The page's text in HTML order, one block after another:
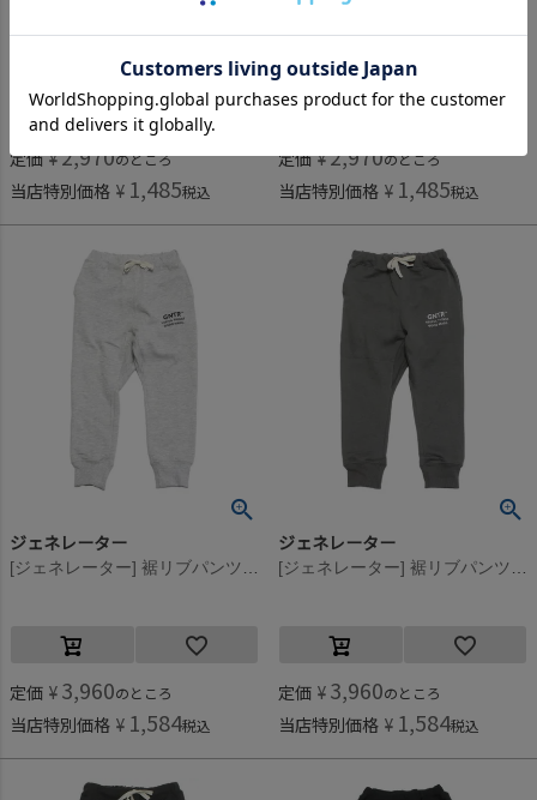
[オーシャン＆グラウンド] バギーテーパードスウェットパンツ グレージュ(GE)
定価 ¥2,970のところ
当店特別価格 ¥ 1,485税込
オーシャン＆グラウンド
[オーシャン＆グラウンド] バギーテーパードスウェットパンツ ブラック(BK)
定価 ¥2,970のところ
当店特別価格 ¥ 1,485税込
ジェネレーター
定価 ¥ 3,960のところ
当店特別価格 ¥ 1,584税込
ジェネレーター
定価 ¥ 3,960のところ
当店特別価格 ¥ 1,584税込